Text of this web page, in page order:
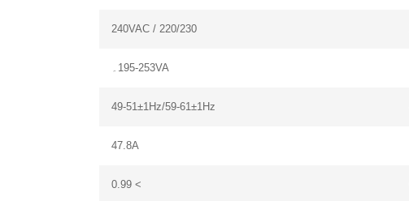
220/230 / 240VAC
195-253VA۔
49-51±1Hz/59-61±1Hz
47.8A
> 0.99